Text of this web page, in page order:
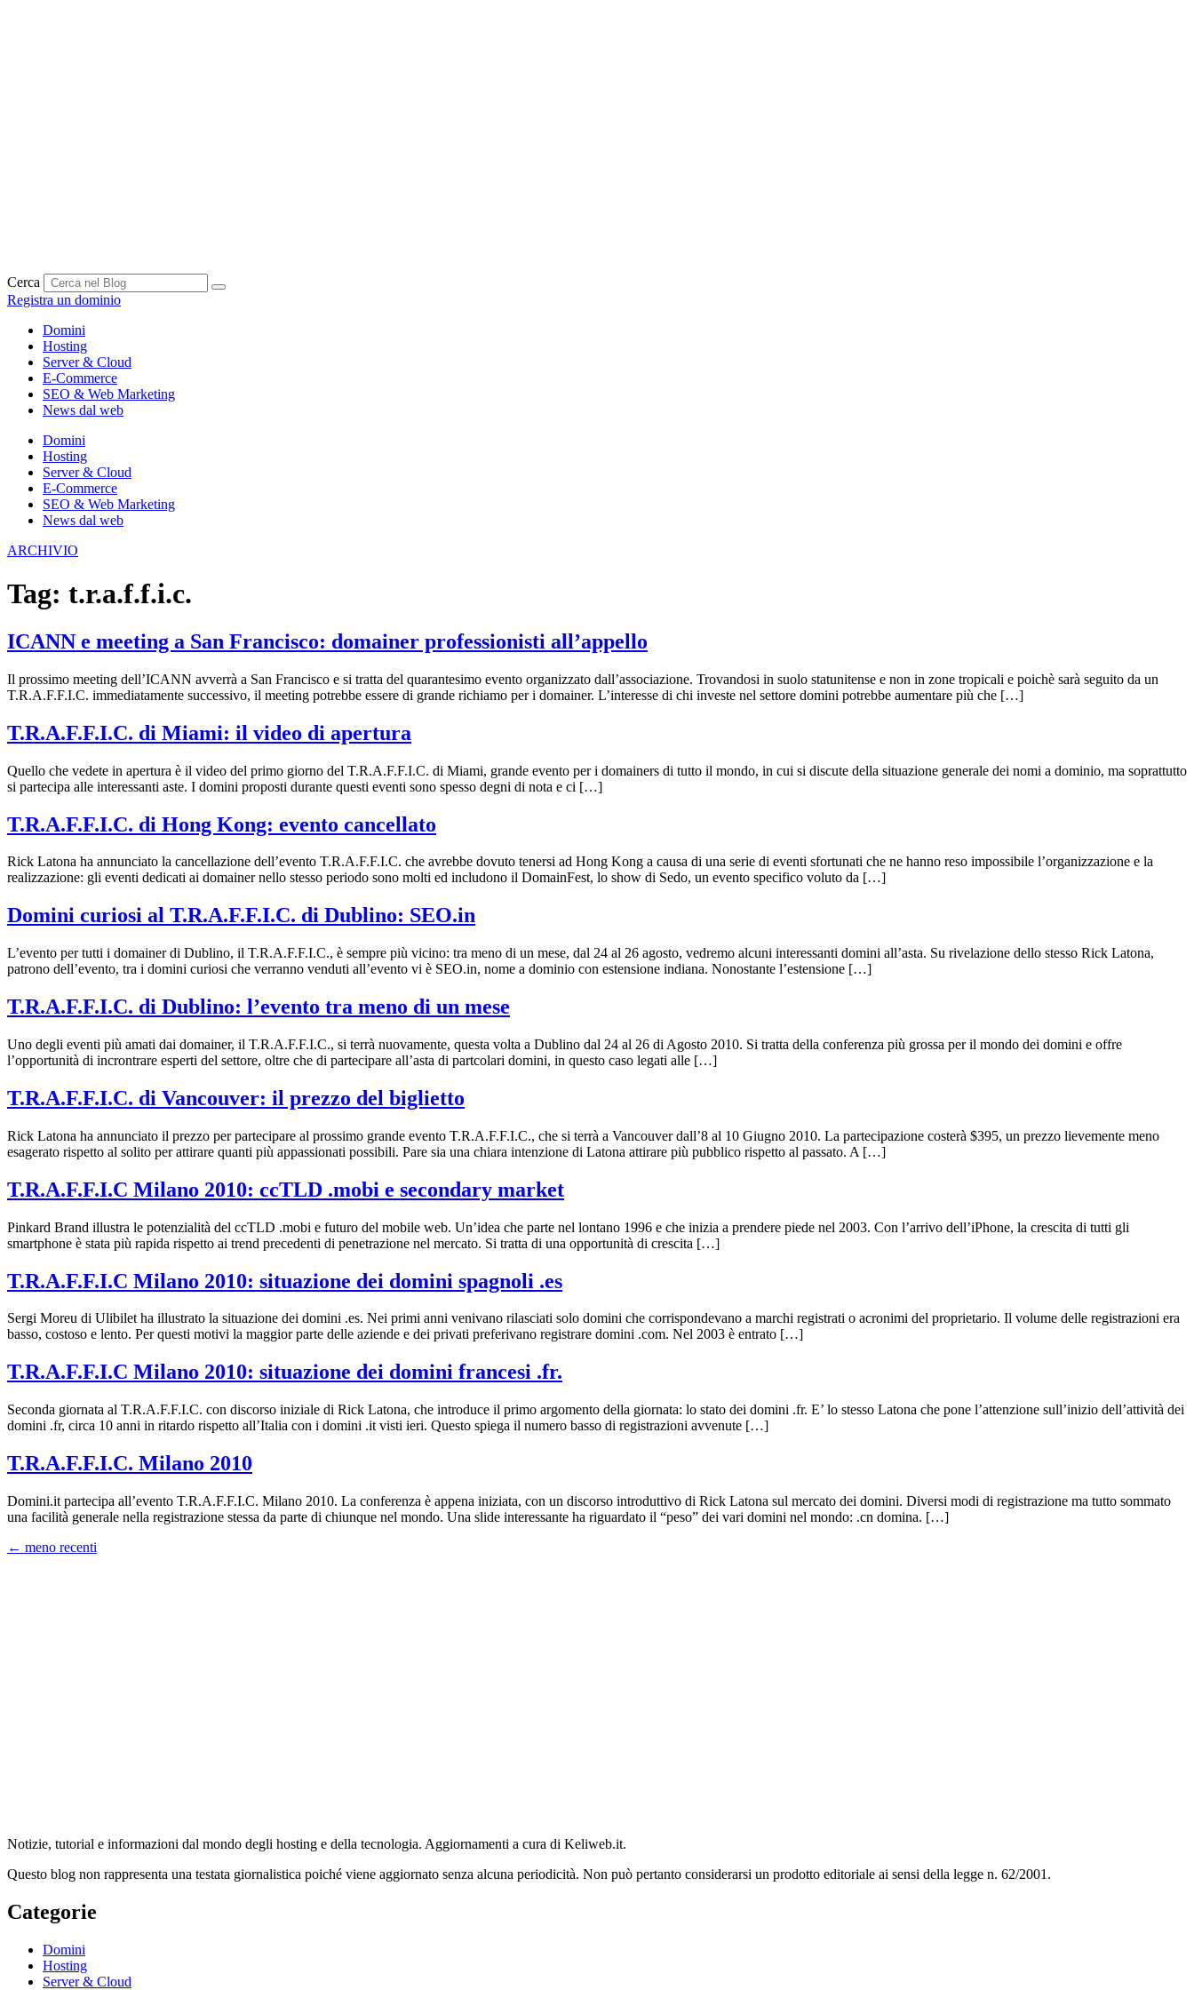
Cerca
Registra un dominio
Domini
Hosting
Server & Cloud
E-Commerce
SEO & Web Marketing
News dal web
Domini
Hosting
Server & Cloud
E-Commerce
SEO & Web Marketing
News dal web
ARCHIVIO
Tag: t.r.a.f.f.i.c.
ICANN e meeting a San Francisco: domainer professionisti all’appello
Il prossimo meeting dell’ICANN avverrà a San Francisco e si tratta del quarantesimo evento organizzato dall’associazione. Trovandosi in suolo statunitense e non in zone tropicali e poichè sarà seguito da un
T.R.A.F.F.I.C. immediatamente successivo, il meeting potrebbe essere di grande richiamo per i domainer. L’interesse di chi investe nel settore domini potrebbe aumentare più che […]
T.R.A.F.F.I.C. di Miami: il video di apertura
Quello che vedete in apertura è il video del primo giorno del T.R.A.F.F.I.C. di Miami, grande evento per i domainers di tutto il mondo, in cui si discute della situazione generale dei nomi a dominio, ma soprattutto
si partecipa alle interessanti aste. I domini proposti durante questi eventi sono spesso degni di nota e ci […]
T.R.A.F.F.I.C. di Hong Kong: evento cancellato
Rick Latona ha annunciato la cancellazione dell’evento T.R.A.F.F.I.C. che avrebbe dovuto tenersi ad Hong Kong a causa di una serie di eventi sfortunati che ne hanno reso impossibile l’organizzazione e la
realizzazione: gli eventi dedicati ai domainer nello stesso periodo sono molti ed includono il DomainFest, lo show di Sedo, un evento specifico voluto da […]
Domini curiosi al T.R.A.F.F.I.C. di Dublino: SEO.in
L’evento per tutti i domainer di Dublino, il T.R.A.F.F.I.C., è sempre più vicino: tra meno di un mese, dal 24 al 26 agosto, vedremo alcuni interessanti domini all’asta. Su rivelazione dello stesso Rick Latona,
patrono dell’evento, tra i domini curiosi che verranno venduti all’evento vi è SEO.in, nome a dominio con estensione indiana. Nonostante l’estensione […]
T.R.A.F.F.I.C. di Dublino: l’evento tra meno di un mese
Uno degli eventi più amati dai domainer, il T.R.A.F.F.I.C., si terrà nuovamente, questa volta a Dublino dal 24 al 26 di Agosto 2010. Si tratta della conferenza più grossa per il mondo dei domini e offre
l’opportunità di incrontrare esperti del settore, oltre che di partecipare all’asta di partcolari domini, in questo caso legati alle […]
T.R.A.F.F.I.C. di Vancouver: il prezzo del biglietto
Rick Latona ha annunciato il prezzo per partecipare al prossimo grande evento T.R.A.F.F.I.C., che si terrà a Vancouver dall’8 al 10 Giugno 2010. La partecipazione costerà $395, un prezzo lievemente meno
esagerato rispetto al solito per attirare quanti più appassionati possibili. Pare sia una chiara intenzione di Latona attirare più pubblico rispetto al passato. A […]
T.R.A.F.F.I.C Milano 2010: ccTLD .mobi e secondary market
Pinkard Brand illustra le potenzialità del ccTLD .mobi e futuro del mobile web. Un’idea che parte nel lontano 1996 e che inizia a prendere piede nel 2003. Con l’arrivo dell’iPhone, la crescita di tutti gli
smartphone è stata più rapida rispetto ai trend precedenti di penetrazione nel mercato. Si tratta di una opportunità di crescita […]
T.R.A.F.F.I.C Milano 2010: situazione dei domini spagnoli .es
Sergi Moreu di Ulibilet ha illustrato la situazione dei domini .es. Nei primi anni venivano rilasciati solo domini che corrispondevano a marchi registrati o acronimi del proprietario. Il volume delle registrazioni era
basso, costoso e lento. Per questi motivi la maggior parte delle aziende e dei privati preferivano registrare domini .com. Nel 2003 è entrato […]
T.R.A.F.F.I.C Milano 2010: situazione dei domini francesi .fr.
Seconda giornata al T.R.A.F.F.I.C. con discorso iniziale di Rick Latona, che introduce il primo argomento della giornata: lo stato dei domini .fr. E’ lo stesso Latona che pone l’attenzione sull’inizio dell’attività dei
domini .fr, circa 10 anni in ritardo rispetto all’Italia con i domini .it visti ieri. Questo spiega il numero basso di registrazioni avvenute […]
T.R.A.F.F.I.C. Milano 2010
Domini.it partecipa all’evento T.R.A.F.F.I.C. Milano 2010. La conferenza è appena iniziata, con un discorso introduttivo di Rick Latona sul mercato dei domini. Diversi modi di registrazione ma tutto sommato
una facilità generale nella registrazione stessa da parte di chiunque nel mondo. Una slide interessante ha riguardato il “peso” dei vari domini nel mondo: .cn domina. […]
← meno recenti
Notizie, tutorial e informazioni dal mondo degli hosting e della tecnologia. Aggiornamenti a cura di Keliweb.it.
Questo blog non rappresenta una testata giornalistica poiché viene aggiornato senza alcuna periodicità. Non può pertanto considerarsi un prodotto editoriale ai sensi della legge n. 62/2001.
Categorie
Domini
Hosting
Server & Cloud